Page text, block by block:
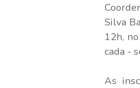
Silva
12h,
cada -
As